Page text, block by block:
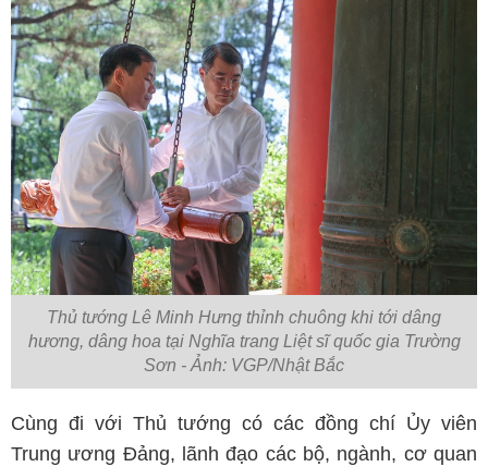
Thủ tướng Lê Minh Hưng thỉnh chuông khi tới dâng
hương, dâng hoa tại Nghĩa trang Liệt sĩ quốc gia Trường
Sơn - Ảnh: VGP/Nhật Bắc
Cùng đi với Thủ tướng có các đồng chí Ủy viên
Trung ương Đảng, lãnh đạo các bộ, ngành, cơ quan